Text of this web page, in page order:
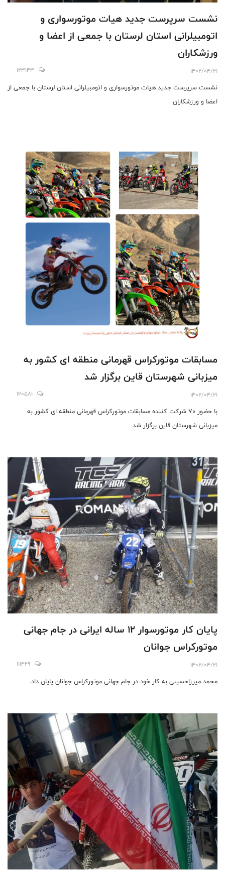
نشست سرپرست جدید هیات موتورسواری و
اتومبیلرانی استان لرستان با جمعی از اعضا و
ورزشکاران
1402/04/21
123143
نشست سرپرست جدید هیات موتورسواری و اتومبیلرانی استان لرستان با جمعی از
اعضا و ورزشکاران
مسابقات موتورکراس قهرمانی منطقه ای کشور به
میزبانی شهرستان قاین برگزار شد
1402/04/21
120581
با حضور ۷۰ شرکت کننده مسابقات موتورکراس قهرمانی منطقه ای کشور به
میزبانی شهرستان قاین برگزار شد
پایان کار موتورسوار 12 ساله ایرانی در جام جهانی
موتورکراس جوانان
1402/04/21
111429
محمد میرزاحسینی به کار خود در جام جهانی موتورکراس جوانان پایان داد.